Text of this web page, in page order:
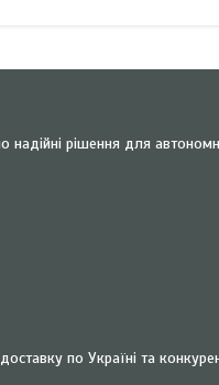
рішення для
по Україні та